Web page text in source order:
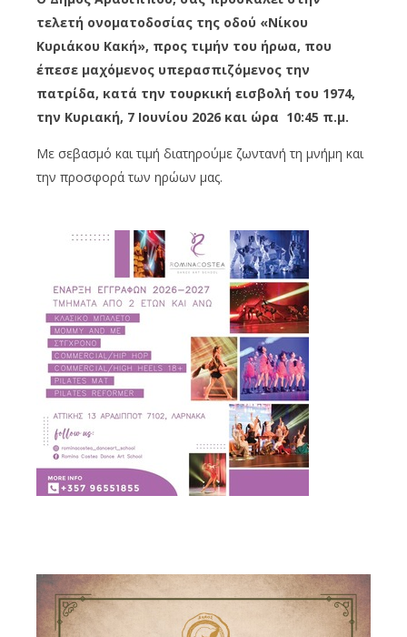
τελετή ονοματοδοσίας της οδού «Νίκου
Κυριάκου Κακή», προς τιμήν του ήρωα, που
έπεσε μαχόμενος υπερασπιζόμενος την
πατρίδα, κατά την τουρκική εισβολή του 1974,
την Κυριακή, 7 Ιουνίου 2026 και ώρα 10:45 π.μ.
Με σεβασμό και τιμή διατηρούμε ζωντανή τη μνήμη και
την προσφορά των ηρώων μας.